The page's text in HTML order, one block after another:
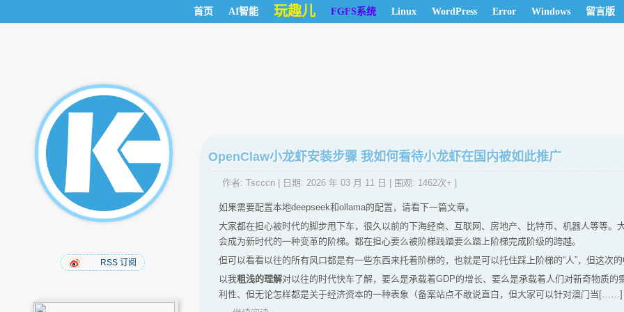
首页 AI智能 玩趣儿 FGFS系统 Linux WordPress Error Windows 留言版
RSS 订阅
OpenClaw小龙虾安装步骤 我如何看待小龙虾在国内被如此推广
作者: Tscccn| 日期: 2026 年 03 月 11 日 | 围观: 1462次+ |
如果需要配置本地deepseek和ollama的配置，请看下一篇文章。
大家都在担心被时代的脚步甩下车，很久以前的下海经商、互联网、房地产、比特币、机器人等等。
会成为新时代的一种变革的阶梯。都在担心要么被阶梯践踏要么踏上阶梯完成阶级的跨越。
但可以看看以往的所有风口都是有一些东西来托着阶梯的，也就是可以托住踩上阶梯的“人”，但这次
以我粗浅的理解对以往的时代快车了解，要么是承载着GDP的增长、要么是承载着人们对新奇物质的
利性、但无论怎样都是关于经济资本的一种表象（备案站点不敢说直白，但大家可以针对澳门当[……]